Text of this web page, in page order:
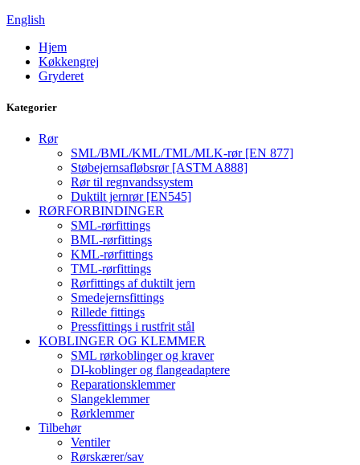
English
Hjem
Køkkengrej
Gryderet
Kategorier
Rør
SML/BML/KML/TML/MLK-rør [EN 877]
Støbejernsafløbsrør [ASTM A888]
Rør til regnvandssystem
Duktilt jernrør [EN545]
RØRFORBINDINGER
SML-rørfittings
BML-rørfittings
KML-rørfittings
TML-rørfittings
Rørfittings af duktilt jern
Smedejernsfittings
Rillede fittings
Pressfittings i rustfrit stål
KOBLINGER OG KLEMMER
SML rørkoblinger og kraver
DI-koblinger og flangeadaptere
Reparationsklemmer
Slangeklemmer
Rørklemmer
Tilbehør
Ventiler
Rørskærer/sav